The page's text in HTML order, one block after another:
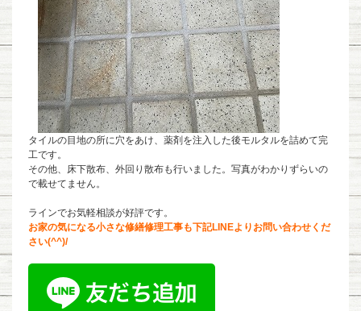
タイルの目地の所に穴をあけ、薬剤を注入した後モルタルを詰めて完
工です。
その他、床下散布、外回り散布も行いました。写真がわかりずらいの
で載せてません。
ラインでお気軽相談が好評です。
お家の気になる小さな修繕修理工事も下記LINEよりお問い合わせくだ
さい(^^)/